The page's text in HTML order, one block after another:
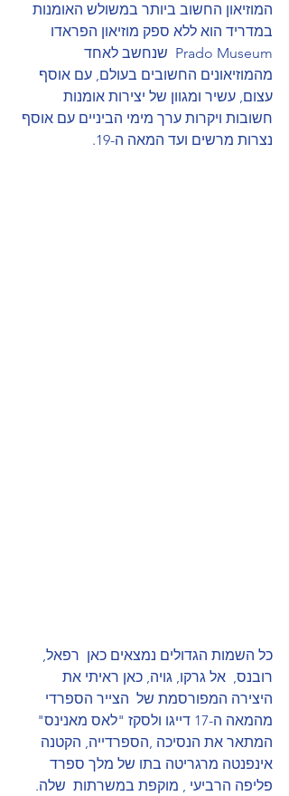
המוזיאון החשוב ביותר במשולש האומנות
במדריד הוא ללא ספק מוזיאון הפראדו
Prado Museum  שנחשב לאחד
מהמוזיאונים החשובים בעולם, עם אוסף
עצום, עשיר ומגוון של יצירות אומנות
חשובות ויקרות ערך מימי הביניים עם אוסף
נצרות מרשים ועד המאה ה-19.
כל השמות הגדולים נמצאים כאן  רפאל,
רובנס,  אל גרקו, גויה, כאן ראיתי את
היצירה המפורסמת של  הצייר הספרדי
מהמאה ה-17 דייגו ולסקז "לאס מאנינס"
המתאר את הנסיכה ,הספרדייה, הקטנה
אינפנטה מרגריטה בתו של מלך ספרד
פליפה הרביעי , מוקפת במשרתות  שלה.